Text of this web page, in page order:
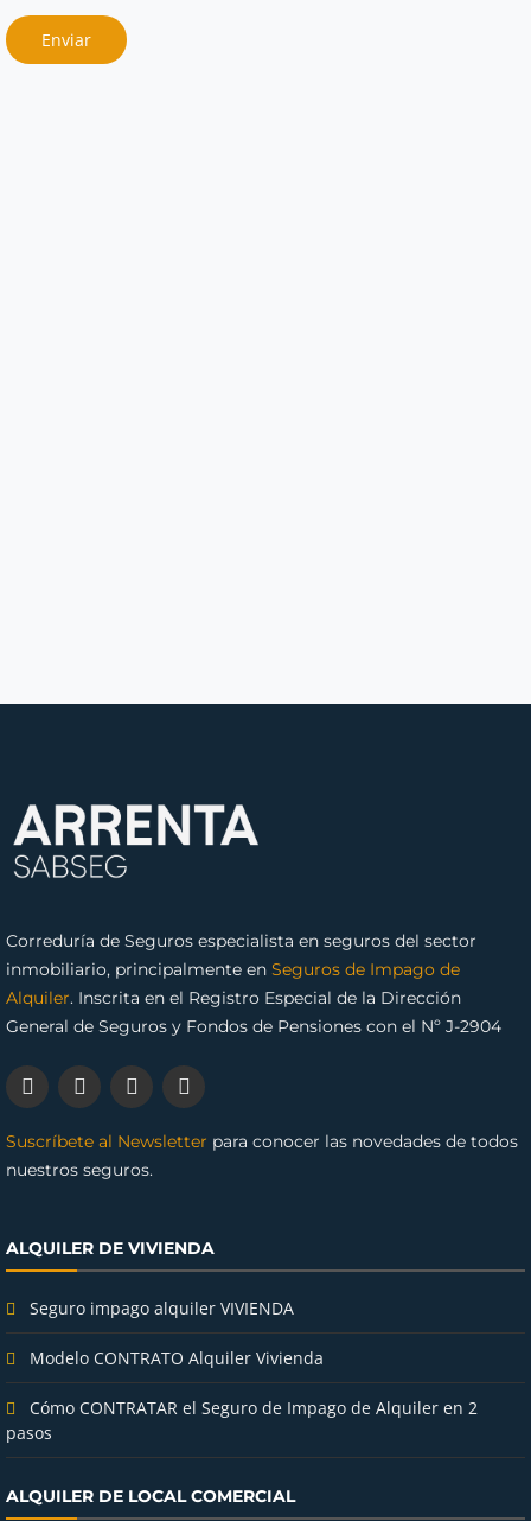
Enviar
Correduría de Seguros especialista en seguros del sector
inmobiliario, principalmente en Seguros de Impago de
Alquiler. Inscrita en el Registro Especial de la Dirección
General de Seguros y Fondos de Pensiones con el Nº J-2904
Suscríbete al Newsletter para conocer las novedades de todos
nuestros seguros.
ALQUILER DE VIVIENDA
Seguro impago alquiler VIVIENDA
Modelo CONTRATO Alquiler Vivienda
Cómo CONTRATAR el Seguro de Impago de Alquiler en 2
pasos
ALQUILER DE LOCAL COMERCIAL